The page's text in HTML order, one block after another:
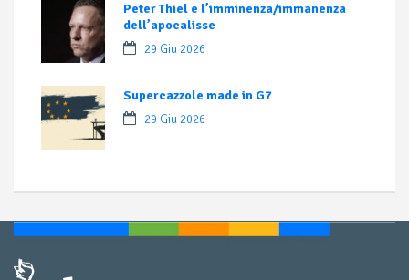
Peter Thiel e l’imminenza/immanenza
dell’apocalisse
29 Giu 2026
Supercazzole made in G7
29 Giu 2026